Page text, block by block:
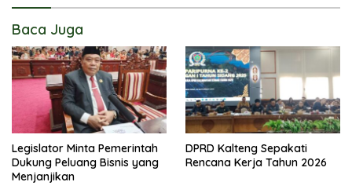
Baca Juga
Legislator Minta Pemerintah
Dukung Peluang Bisnis yang
Menjanjikan
DPRD Kalteng Sepakati
Rencana Kerja Tahun 2026